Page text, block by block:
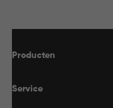
Producten
Service